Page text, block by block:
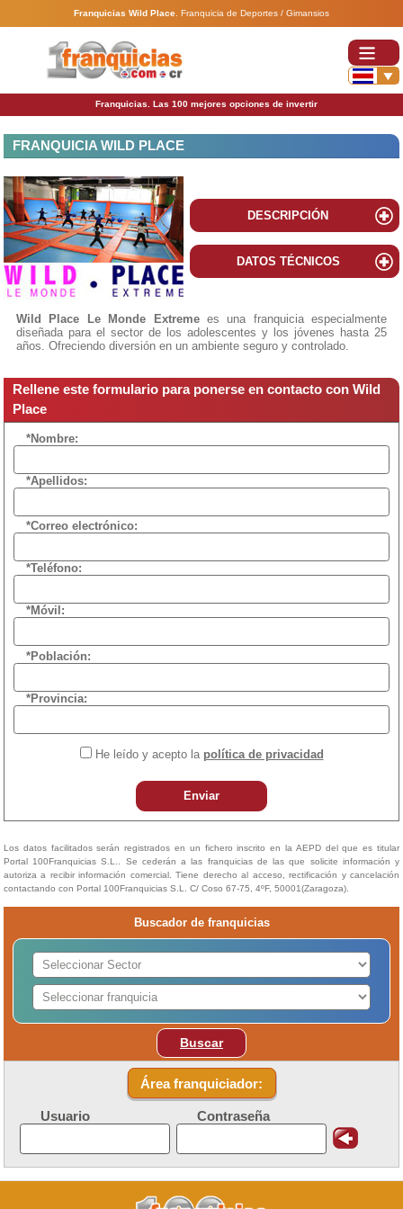
Franquicias Wild Place Franquicia de Deportes / Gimansios
Franquicias. Las 100 mejores opciones de invertir
FRANQUICIA WILD PLACE
DESCRIPCIÓN
DATOS TÉCNICOS
Wild Place Le Monde Extremees una franquicia especialmente
diseñada para el sector de los adolescentes y los jóvenes hasta 25
años. Ofreciendo diversión en un ambiente seguro y controlado.
Rellene este formulario para ponerse en contacto con Wild
Place
*Nombre:
*Apellidos:
*Correo electrónico:
*Teléfono:
*Móvil:
*Población:
*Provincia:
He leído y acepto la política de privacidad
Enviar
Los datos facilitados serán registrados en un fichero inscrito en la AEPD del que es titular
Portal 100Franquicias S.L.. Se cederán a las franquicias de las que solicite información y
autoriza a recibir información comercial. Tiene derecho al acceso, rectificación y cancelación
contactando con Portal 100Franquicias S.L. C/ Coso 67-75, 4ºF, 50001(Zaragoza).
Buscador de franquicias
Buscar
Área franquiciador:
Usuario Contraseña